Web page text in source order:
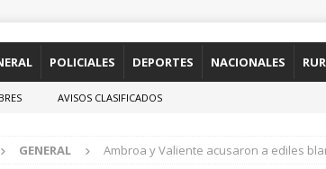
POLICIALES DEPORTES NACIONALES
AVISOS CLASIFICADOS
GENERAL Ambroa y Valiente acusaron a ediles